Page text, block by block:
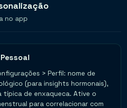
no app
> Perfil: nome de
(para insights hormonais),
típica de enxaqueca. Ative o
para correlacionar com